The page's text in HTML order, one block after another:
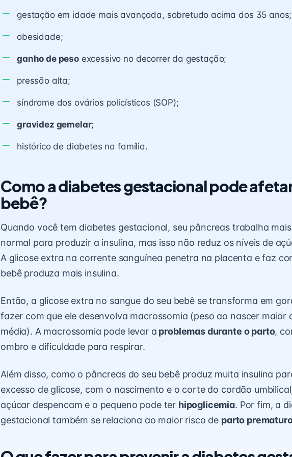
gestação em idade mais avançada, sobretudo acima dos 35 anos;
obesidade;
ganho de pesoexcessivo no decorrer da gestação;
pressão alta;
síndrome dos ovários policísticos (SOP);
gravidez gemelar;
histórico de diabetes na família.
Como a diabetes gestacional pode
bebê?
Quando você tem diabetes gestacional, seu pâncreas trabalha
normal para produzir a insulina, mas isso não reduz os níveis de
A glicose extra na corrente sanguínea penetra na placenta e faz
bebê produza mais insulina.
Então, a glicose extra no sangue do seu bebê se transforma em
fazer com que ele desenvolva macrossomia (peso ao nascer maior
média). A macrossomia pode levar a problemas durante o parto,
ombro e dificuldade para respirar.
Além disso, como o pâncreas do seu bebê produz muita insulina
excesso de glicose, com o nascimento e o corte do cordão
açúcar despencam e o pequeno pode ter hipoglicemia. Por fim, a
gestacional também se relaciona ao maior risco de parto